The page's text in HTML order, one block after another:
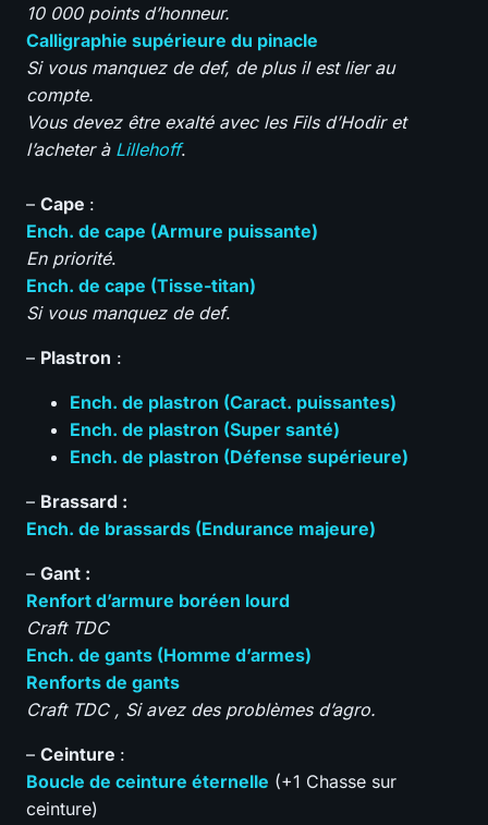
10 000 points d’honneur.
Calligraphie supérieure du pinacle
Si vous manquez de def, de plus il est lier au
compte.
Vous devez être exalté avec les Fils d’Hodir et
l’acheter à Lillehoff.
– Cape :
Ench. de cape (Armure puissante)
En priorité.
Ench. de cape (Tisse-titan)
Si vous manquez de def.
– Plastron :
Ench. de plastron (Caract. puissantes)
Ench. de plastron (Super santé)
Ench. de plastron (Défense supérieure)
– Brassard :
Ench. de brassards (Endurance majeure)
– Gant :
Renfort d’armure boréen lourd
Craft TDC
Ench. de gants (Homme d’armes)
Renforts de gants
Craft TDC , Si avez des problèmes d’agro.
– Ceinture :
Boucle de ceinture éternelle (+1 Chasse sur
ceinture)